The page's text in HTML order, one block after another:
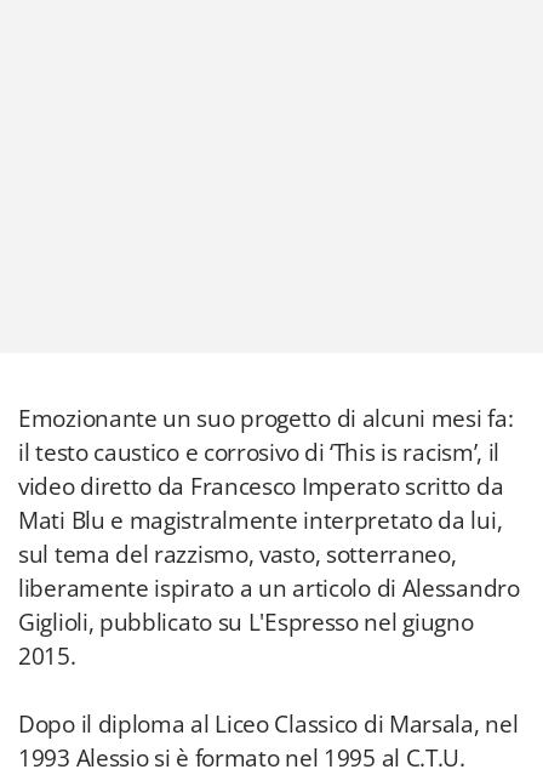
Emozionante un suo progetto di alcuni mesi fa:
il testo caustico e corrosivo di ‘This is racism’, il
video diretto da Francesco Imperato scritto da
Mati Blu e magistralmente interpretato da lui,
sul tema del razzismo, vasto, sotterraneo,
liberamente ispirato a un articolo di Alessandro
Giglioli, pubblicato su L'Espresso nel giugno
2015.
Dopo il diploma al Liceo Classico di Marsala, nel
1993 Alessio si è formato nel 1995 al C.T.U.